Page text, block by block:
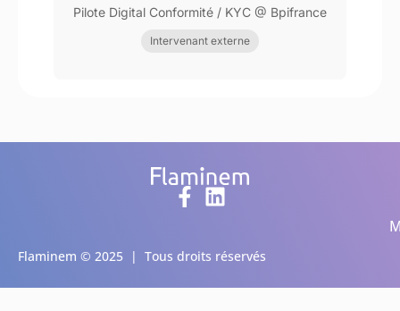
Pilote Digital Conformité / KYC @ Bpifrance
Intervenant externe
Flaminem © 2025 | Tous droits réservés